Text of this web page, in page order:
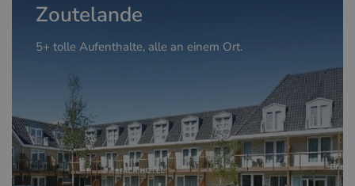
Zoutelande
5+ tolle Aufenthalte, alle an einem Ort.